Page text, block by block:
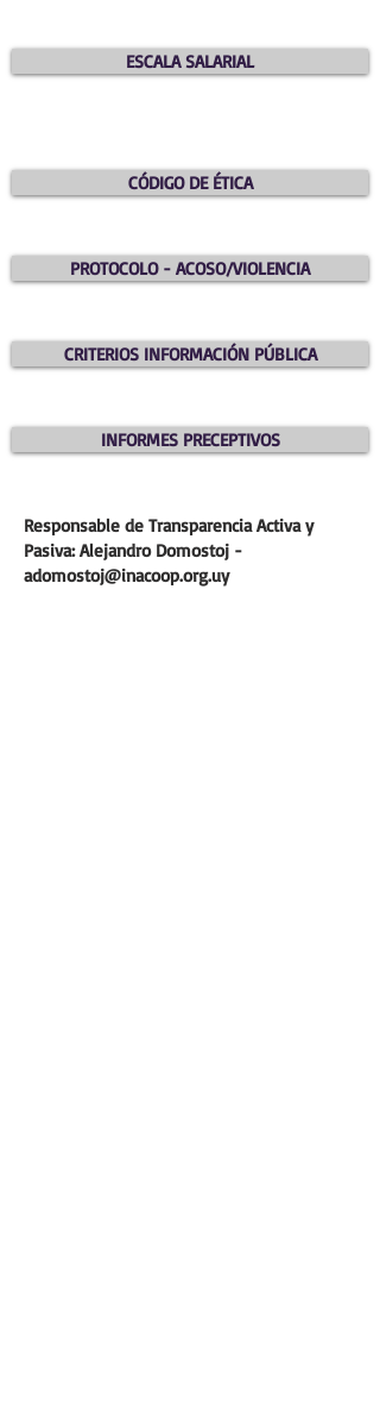
ESCALA SALARIAL
CÓDIGO DE ÉTICA
PROTOCOLO - ACOSO/VIOLENCIA
CRITERIOS INFORMACIÓN PÚBLICA
INFORMES PRECEPTIVOS
Responsable de Transparencia Activa y
Pasiva: Alejandro Domostoj -
adomostoj@inacoop.org.uy